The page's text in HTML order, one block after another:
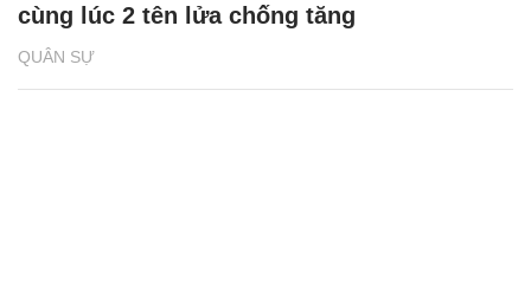
QUÂN SỰ
cùng lúc 2 tên lửa chống tăng